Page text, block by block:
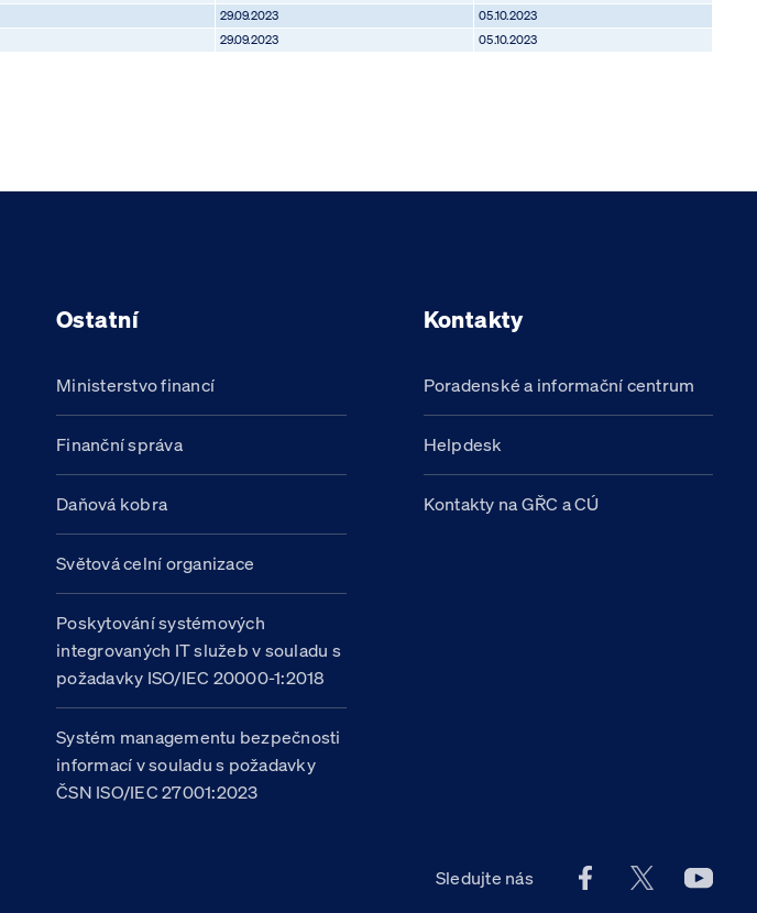
29.09.2023
05.10.2023
29.09.2023 05.10.2023
Ostatní
Ministerstvo financí
Finanční správa
Daňová kobra
Světová celní organizace
Poskytování systémových
integrovaných IT služeb v souladu s
požadavky ISO/IEC 20000-1:2018
Systém managementu bezpečnosti
informací v souladu s požadavky
ČSN ISO/IEC 27001:2023
Kontakty
Poradenské a informační centrum
Helpdesk
Kontakty na GŘC a CÚ
Sledujte nás Facebook účet
X účet